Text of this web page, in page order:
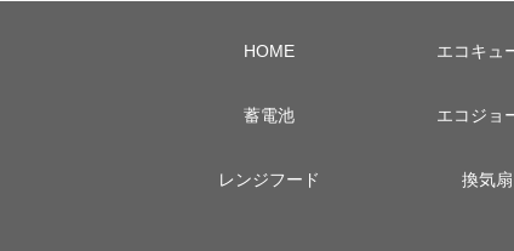
HOME エコキュ
蓄電池 エコジョ
レンジフード 換気扇